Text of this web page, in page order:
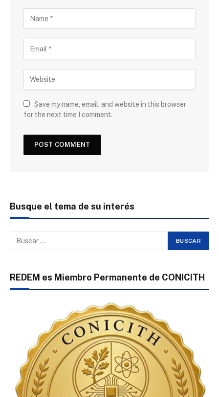
Save my name, email, and website in this browser
for the next time I comment.
Busque el tema de su interés
REDEM es Miembro Permanente de CONICITH